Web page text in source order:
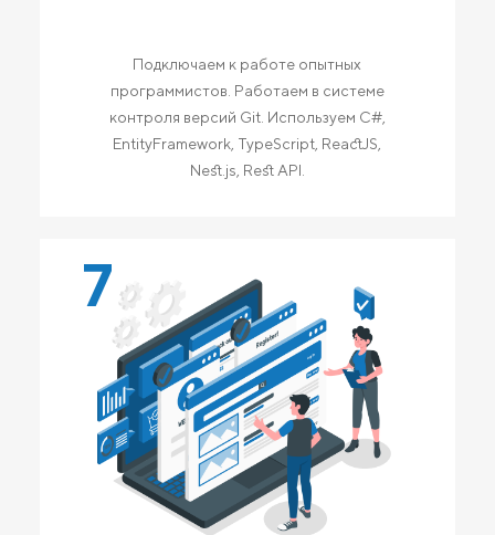
Подключаем к работе опытных
программистов. Работаем в системе
контроля версий Git. Используем C#,
EntityFramework, TypeScript, ReactJS,
Nest.js, Rest API.
7